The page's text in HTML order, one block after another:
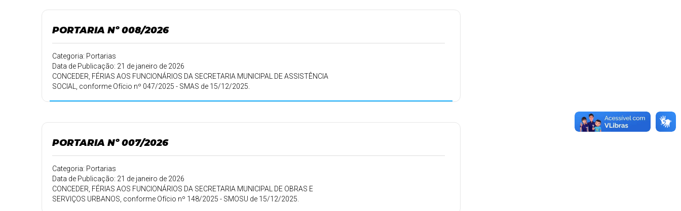
PORTARIA Nº 008/2026
Categoria: Portarias
Data de Publicação: 21 de janeiro de 2026
CONCEDER, FÉRIAS AOS FUNCIONÁRIOS DA SECRETARIA MUNICIPAL DE ASSISTÊNCIA
SOCIAL, conforme Ofício nº 047/2025 - SMAS de 15/12/2025.
PORTARIA Nº 007/2026
Categoria: Portarias
Data de Publicação: 21 de janeiro de 2026
CONCEDER, FÉRIAS AOS FUNCIONÁRIOS DA SECRETARIA MUNICIPAL DE OBRAS E
SERVIÇOS URBANOS, conforme Ofício nº 148/2025 - SMOSU de 15/12/2025.